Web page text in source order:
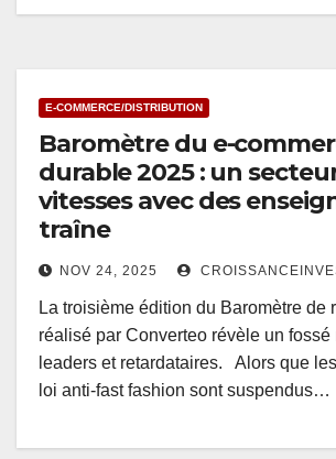
E-COMMERCE/DISTRIBUTION
Baromètre du e-
durable 2025 : un
vitesses avec des
traîne
NOV 24, 2025
La troisième édition du Baromètre de
réalisé par Converteo révèle un fossé
leaders et retardataires. Alors que
loi anti-fast fashion sont suspendus…